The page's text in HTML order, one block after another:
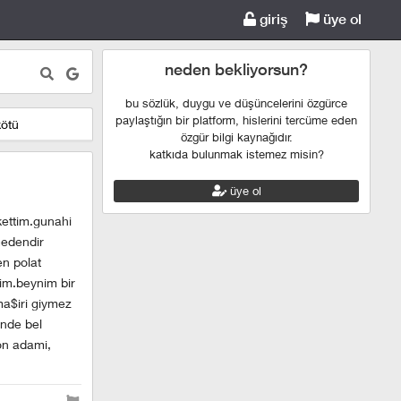
giriş üye ol
polat
bir
giymez
bel
adami,
neden bekliyorsun?
bu sözlük, duygu ve düşüncelerini özgürce
paylaştığın bir platform, hislerini tercüme eden
özgür bilgi kaynağıdır.
katkıda bulunmak istemez misin?
üye ol